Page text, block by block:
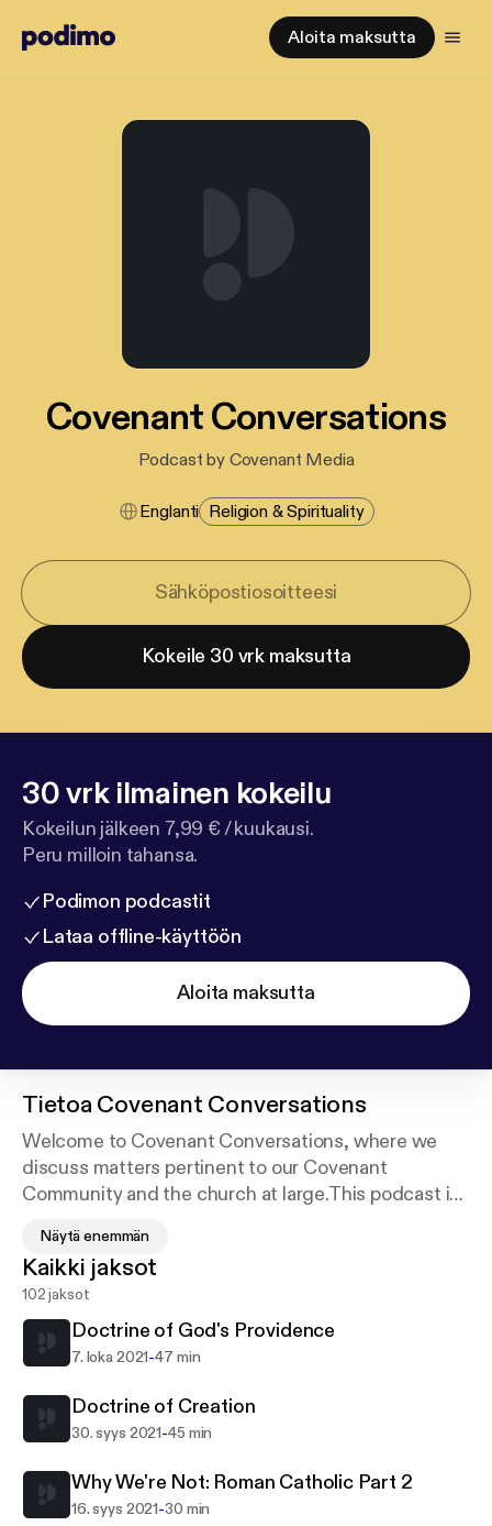
Aloita maksutta
Covenant Conversations
Podcast by Covenant Media
Englanti Religion & Spirituality
Kokeile 30 vrk maksutta
30 vrk ilmainen kokeilu
Kokeilun jälkeen 7,99 € / kuukausi.
Peru milloin tahansa.
Podimon podcastit
Lataa offline-käyttöön
Aloita maksutta
Tietoa Covenant Conversations
Welcome to Covenant Conversations, where we
discuss matters pertinent to our Covenant
Community and the church at large.This podcast is
material for our congregation, and initially to explain
why we do what we do at Covenant Community on
a regular Lord's Day. Send us an email at
covenantccmedia@gmail.com to ask a question or
request a topic. See acast.com/privacy for privacy
Näytä enemmän
Kaikki jaksot
102 jaksot
Doctrine of God's Providence
7. loka 2021-47 min
Doctrine of Creation
30. syys 2021-45 min
Why We're Not: Roman Catholic Part 2
16. syys 2021-30 min